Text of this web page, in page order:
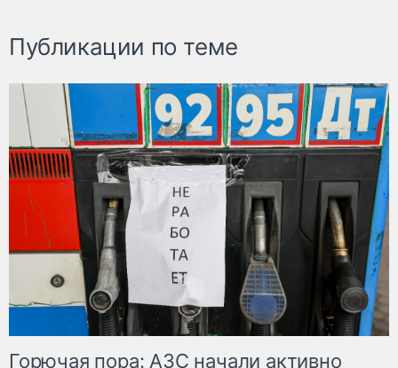
Публикации по теме
Горючая пора: АЗС начали активно